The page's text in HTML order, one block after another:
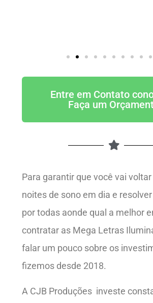
Entre em Contato
Faça um
Para garantir que você vai
noites de sono em dia e
por todas aonde qual a melhor
contratar as Mega Letras
falar um pouco sobre os
fizemos desde 2018.
A CJB Produções investe